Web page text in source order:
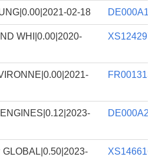
02-18
WHI|0.00|2020-